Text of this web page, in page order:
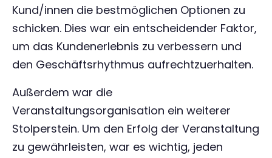
Kund/innen die bestmöglichen Optionen zu
schicken. Dies war ein entscheidender Faktor,
um das Kundenerlebnis zu verbessern und
den Geschäftsrhythmus aufrechtzuerhalten.
Außerdem war die
Veranstaltungsorganisation ein weiterer
Stolperstein. Um den Erfolg der Veranstaltung
zu gewährleisten, war es wichtig, jeden